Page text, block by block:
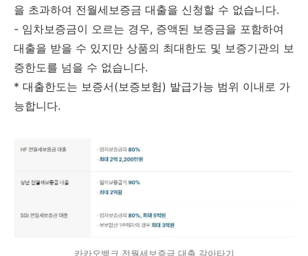
을 초과하여 전월세보증금 대출을 신청할 수 없습니다.
- 임차보증금이 오르는 경우, 증액된 보증금을 포함하여
대출을 받을 수 있지만 상품의 최대한도 및 보증기관의 보
증한도를 넘을 수 없습니다.
* 대출한도는 보증서(보증보험) 발급가능 범위 이내로 가
능합니다.
카카오뱅크 전월세보증금 대출 갈아타기